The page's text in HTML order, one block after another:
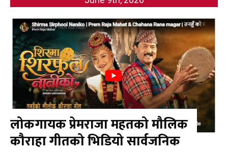
लोकगायक प्रेमराजा महतको मौलिक
कौराहा गीतको भिडियो सार्वजनिक